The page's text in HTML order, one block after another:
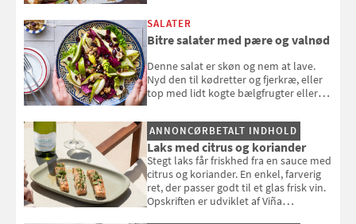
SALATER
Bitre salater med pære og valnød
Denne salat er skøn og nem at lave.
Nyd den til kødretter og fjerkræ, eller
top med lidt kogte bælgfrugter eller
selvstændigt måltid. Opskriften er fra
Louisa Lorangs kogebog "Salat".
ANNONCØRBETALT INDHOLD
Laks med citrus og koriander
Stegt laks får friskhed fra en sauce med
citrus og koriander. En enkel, farverig
ret, der passer godt til et glas frisk vin.
Opskriften er udviklet af Viña